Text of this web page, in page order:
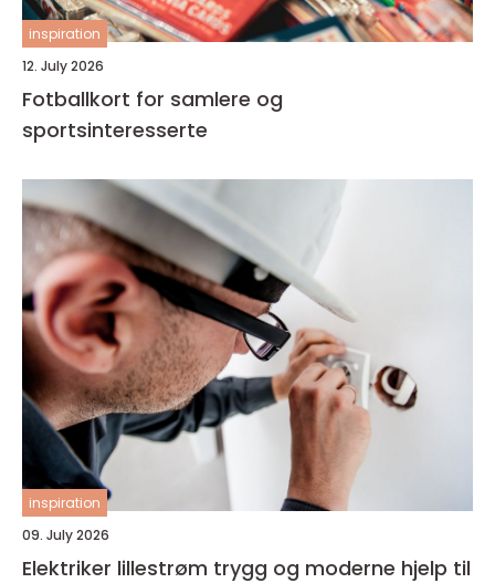
inspiration
12. July 2026
Fotballkort for samlere og
sportsinteresserte
inspiration
09. July 2026
Elektriker lillestrøm trygg og moderne hjelp til